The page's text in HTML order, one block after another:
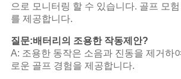
으로 모니터링 할 수 있습니다. 골프 모
를 제공합니다.
질문:배터리의 조용한 작동제안?
A: 조용한 동작은 소음과 진동을 제거하
로운 골프 경험을 제공합니다.